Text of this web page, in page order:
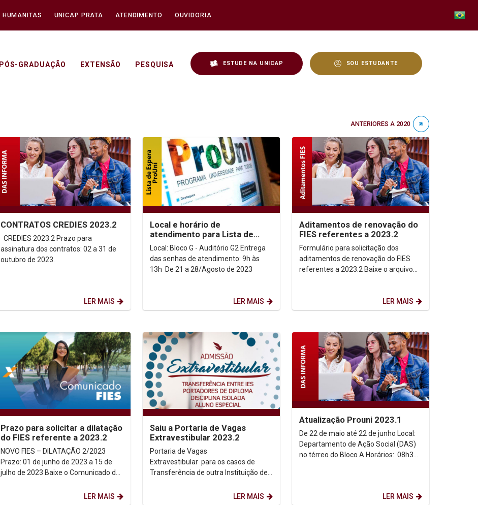
HUMANITAS UNICAP PRATA ATENDIMENTO OUVIDORIA
PÓS-GRADUAÇÃO EXTENSÃO PESQUISA ESTUDE NA UNICAP SOU ESTUDANTE
ANTERIORES A 2020
CONTRATOS CREDIES 2023.2
CREDIES 2023.2 Prazo para
assinatura dos contratos: 02 a 31 de
LER MAIS
Local e horário de
atendimento para Lista de
Espera do Prouni 2023.2
Local: Bloco G - Auditório G2 Entrega
das senhas de atendimento: 9h às
13h De 21 a 28/Agosto de 2023
LER MAIS
Aditamentos de renovação do
FIES referentes a 2023.2
Formulário para solicitação dos
aditamentos de renovação do FIES
referentes a 2023.2 Baixe o arquivo
LER MAIS
Prazo para solicitar a dilatação
do FIES referente a 2023.2
NOVO FIES – DILATAÇÃO 2/2023
Prazo: 01 de junho de 2023 a 15 de
julho de 2023 Baixe o Comunicado do
LER MAIS
Saiu a Portaria de Vagas
Extravestibular 2023.2
Portaria de Vagas
Extravestibular para os casos de
Transferência de outra Instituição de
LER MAIS
Atualização Prouni 2023.1
De 22 de maio até 22 de junho Local:
Departamento de Ação Social (DAS)
no térreo do Bloco A Horários: 08h30
LER MAIS